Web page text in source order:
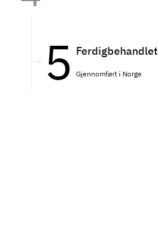
Ferdigbehandlet
Gjennomført i Norge